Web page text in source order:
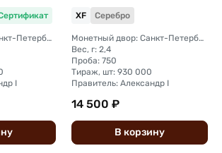
Монетный двор: Санкт-Петербургский монетный двор
I
XF Серебро
Монетный двор: Санкт-Петербургский монетный двор
Вес, г: 2,4
Проба: 750
Тираж, шт: 930 000
Правитель: Александр I
14 500 ₽
В корзину